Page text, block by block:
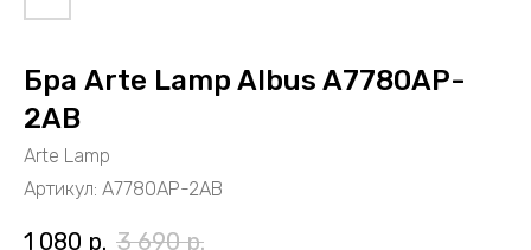
Бра Arte Lamp Albus A7780AP-
2AB
Arte Lamp
Артикул: A7780AP-2AB
1 080 р. 3 690 р.